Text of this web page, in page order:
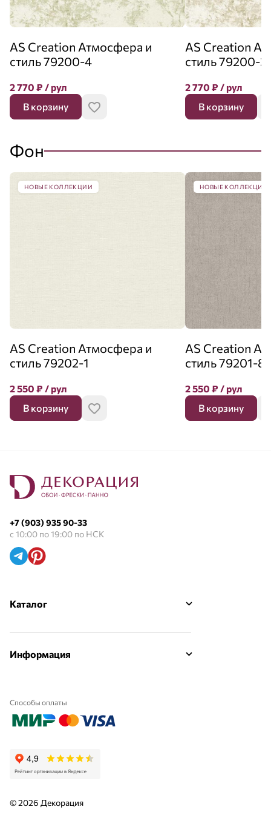
AS Creation Атмосфера и
стиль 79200-4
2 770 ₽ / рул
В корзину
AS Creation
стиль 79200-3
2 770 ₽ / рул
В корзину
Фон
НОВЫЕ КОЛЛЕКЦИИ
AS Creation Атмосфера и
стиль 79202-1
2 550 ₽ / рул
В корзину
НОВЫЕ КОЛЛЕКЦИИ
AS Creation
стиль 79201-8
2 550 ₽ / рул
В корзину
+7 (903) 935 90-33
с 10:00 по 19:00 по НСК
Каталог
Информация
Способы оплаты
© 2026 Декорация